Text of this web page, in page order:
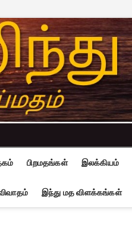
பிறமதங்கள் இலக்கியம்
இந்து மத விளக்கங்கள்